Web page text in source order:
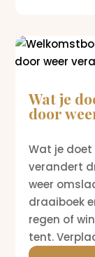
Wat je
door
Wat je doet
verandert
weer
draaiboek
regen of
tent.